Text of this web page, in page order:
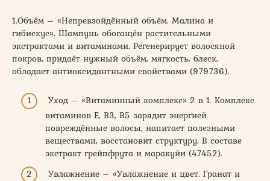
1.Объём – «Непревзойдённый объём. Малина и
гибискус». Шампунь обогащён растительными
экстрактами и витаминами. Регенерирует волосяной
покров, придаёт нужный объём, мягкость, блеск,
обладает антиоксидантными свойствами (979736).
Уход – «Витаминный комплекс» 2 в 1. Комплекс
витаминов Е, В3, В5 зарядит энергией
повреждённые волосы, напитает полезными
веществами, восстановит структуру. В составе
экстракт грейпфрута и маракуйи (47452).
Увлажнение – «Увлажнение и цвет. Гранат и